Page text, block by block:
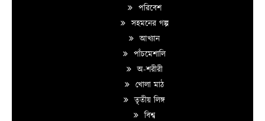
পরিবেশ
সহমনের গল্প
আখ্যান
পাঁচমেশালি
অ-শরীরী
খোলা মাঠ
তৃতীয় লিঙ্গ
বিশ্ব